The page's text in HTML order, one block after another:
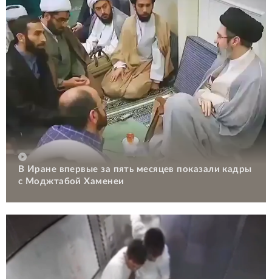
В Иране впервые за пять месяцев показали кадры
с Моджтабой Хаменеи